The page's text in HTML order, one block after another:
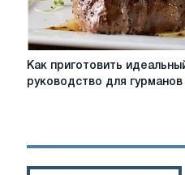
Как
для
Как приготовить
руководство для гурманов